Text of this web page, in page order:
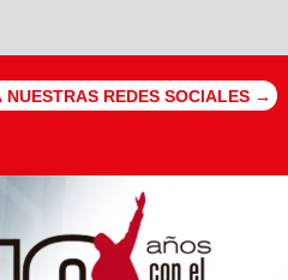
NUESTRAS REDES SOCIALES →